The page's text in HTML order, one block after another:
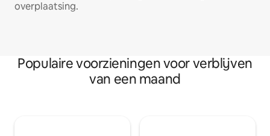
overplaatsing.
Populaire voorzieningen voor verblijven
van een maand